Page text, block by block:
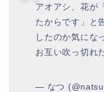
アオアシ、花が
たからです」と
したのか気にな
お互い吹っ切れ
— なつ